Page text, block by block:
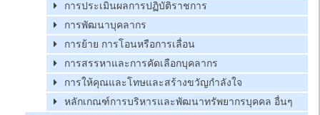
การประเมินผลการปฏิบัติราชการ
การพัฒนาบุคลากร
การย้าย การโอนหรือการเลื่อน
การสรรหาและการคัดเลือกบุคลากร
การให้คุณและโทษและสร้างขวัญกำลังใจ
หลักเกณฑ์การบริหารและพัฒนาทรัพยากรบุคคล อื่นๆ